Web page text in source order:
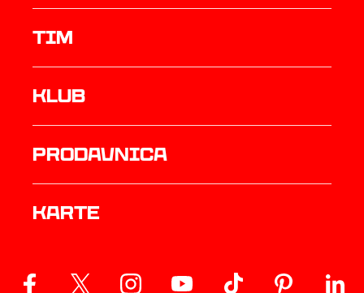
TIM
Klub
prodavnica
Karte